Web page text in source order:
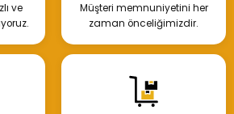
ve
Müşteri memnuniyetini her
zaman önceliğimizdir.